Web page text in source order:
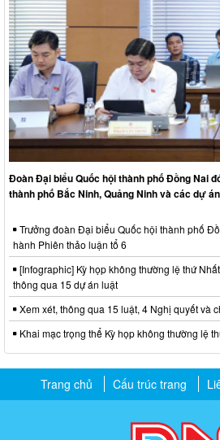
Đoàn Đại biểu Quốc hội thành phố Đồng Nai
thành phố Bắc Ninh, Quảng Ninh và các dự
Trưởng đoàn Đại biểu Quốc hội thành phố
hành Phiên thảo luận tổ 6
[Infographic] Kỳ họp không thường lệ thứ
thông qua 15 dự án luật
Xem xét, thông qua 15 luật, 4 Nghị quyết và
Khai mạc trọng thể Kỳ họp không thường lệ
Trang chủ Cấu trúc trang